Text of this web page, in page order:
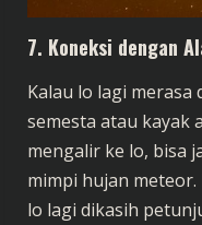
7. Koneksi dengan
Kalau lo lagi merasa
semesta atau kayak
mengalir ke lo, bisa
mimpi hujan
lo lagi dikasih